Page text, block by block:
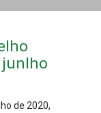
junlho
de 2020,